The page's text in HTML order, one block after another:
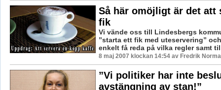
Så här omöjligt är det att
fik
Vi vände oss till Lindesbergs
”starta ett fik med uteservering”
enkelt få reda på vilka regler samt
8 maj 2007 klockan 14:54 av Fredrik
”Vi politiker har inte
avstängning av stan!”